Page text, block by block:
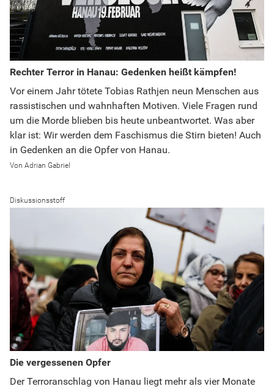
Rechter Terror in Hanau: Gedenken heißt kämpfen!
Vor einem Jahr tötete Tobias Rathjen neun Menschen aus
rassistischen und wahnhaften Motiven. Viele Fragen rund
um die Morde blieben bis heute unbeantwortet. Was aber
klar ist: Wir werden dem Faschismus die Stirn bieten! Auch
in Gedenken an die Opfer von Hanau.
Adrian Gabriel
Diskussionsstoff
Die vergessenen Opfer
Der Terroranschlag von Hanau liegt mehr als vier Monate